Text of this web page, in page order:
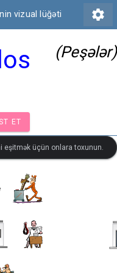
vizual lüğəti settings
(Peşələr)
TEST ET
eşitmək üçün onlara toxunun.